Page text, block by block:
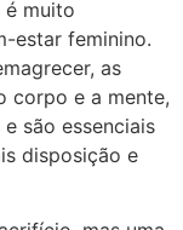
é muito
estar feminino.
as
corpo e a mente,
são essenciais
disposição e